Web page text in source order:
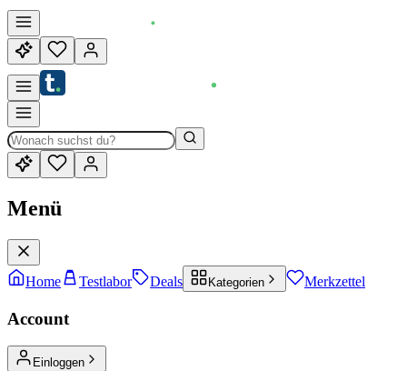
Menü
Home Testlabor Deals Kategorien Merkzettel
Account
Einloggen